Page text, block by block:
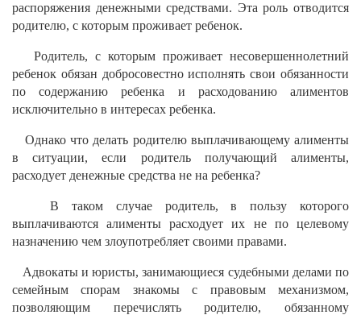
распоряжения денежными средствами. Эта роль отводится
родителю, с которым проживает ребенок.
Родитель, с которым проживает несовершеннолетний
ребенок обязан добросовестно исполнять свои обязанности
по содержанию ребенка и расходованию алиментов
исключительно в интересах ребенка.
Однако что делать родителю выплачивающему алименты
в ситуации, если родитель получающий алименты,
расходует денежные средства не на ребенка?
В таком случае родитель, в пользу которого
выплачиваются алименты расходует их не по целевому
назначению чем злоупотребляет своими правами.
Адвокаты и юристы, занимающиеся судебными делами по
семейным спорам знакомы с правовым механизмом,
позволяющим перечислять родителю, обязанному